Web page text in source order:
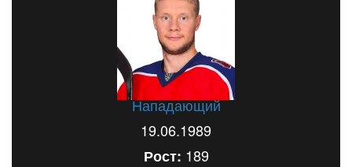
Нападающий
19.06.1989
Рост: 189